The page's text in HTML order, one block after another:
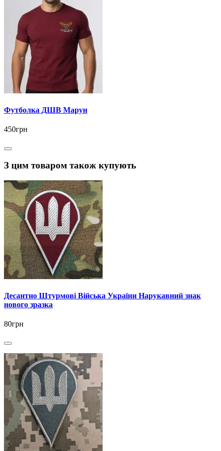
Футболка ДШВ Марун
450грн
З цим товаром також купують
Десантно Штурмові Війська України Нарукавний знак
нового зразка
80грн